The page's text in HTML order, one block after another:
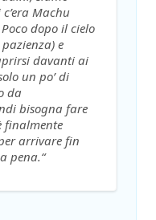
Machu
dopo il cielo
e
davanti ai
un po’ di
da
bisogna fare
finalmente
arrivare fin
pena.“